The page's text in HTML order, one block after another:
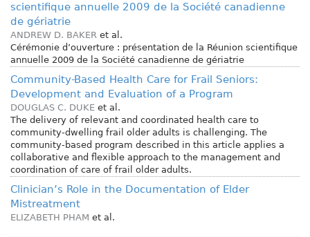
scientifique annuelle 2009 de la Société canadienne
de gériatrie
ANDREW D. BAKER et al.
Cérémonie d’ouverture : présentation de la Réunion scientifique
annuelle 2009 de la Société canadienne de gériatrie
Community-Based Health Care for Frail Seniors:
Development and Evaluation of a Program
DOUGLAS C. DUKE et al.
The delivery of relevant and coordinated health care to
community-dwelling frail older adults is challenging. The
community-based program described in this article applies a
collaborative and flexible approach to the management and
coordination of care of frail older adults.
Clinician’s Role in the Documentation of Elder
Mistreatment
ELIZABETH PHAM et al.